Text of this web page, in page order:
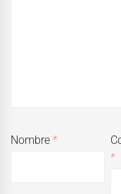
Nombre*
*